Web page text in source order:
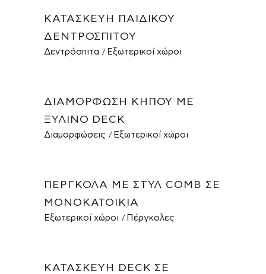
ΚΑΤΑΣΚΕΥΉ ΠΑΙΔΙΚΟΎ
ΔΕΝΤΡΌΣΠΙΤΟΥ
Δεντρόσπιτα Εξωτερικοί χώροι
ΔΙΑΜΌΡΦΩΣΗ ΚΉΠΟΥ ΜΕ
ΞΎΛΙΝΟ DECK
Διαμορφώσεις Εξωτερικοί χώροι
ΠΈΡΓΚΟΛΑ ΜΕ ΣΤΥΛ COMB ΣΕ
ΜΟΝΟΚΑΤΟΙΚΊΑ
Εξωτερικοί χώροι Πέργκολες
ΚΑΤΑΣΚΕΥΉ DECK ΣΕ